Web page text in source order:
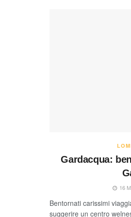
Gardacqua:
16
Bentornati carissimi
suggerire un centro